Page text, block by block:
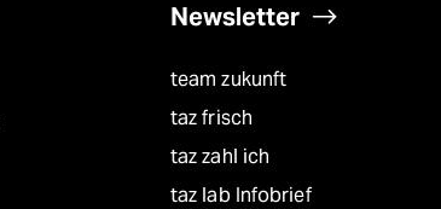
Newsletter
team zukunft
taz frisch
taz zahl ich
taz lab Infobrief